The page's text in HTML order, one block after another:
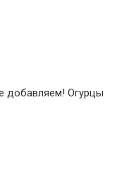
добавляем! Огурцы